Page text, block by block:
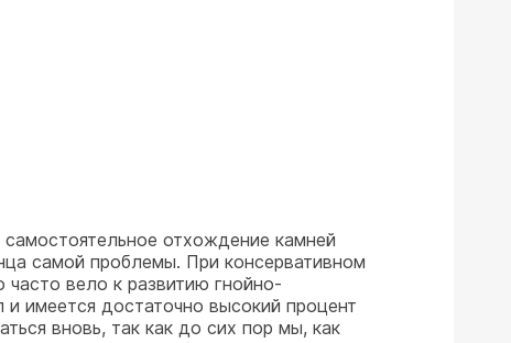
отхождение камней
самой проблемы. При консервативном
часто вело к развитию гнойно-
имеется достаточно высокий процент
вновь, так как до сих пор мы, как